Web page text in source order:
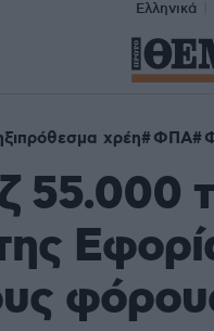
Ελληνικά
χρέη ΦΠΑ
55.000